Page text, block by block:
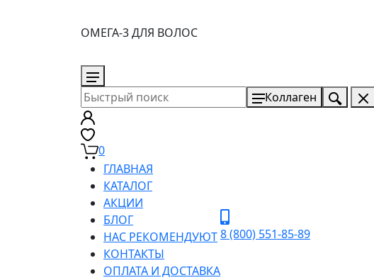
ОМЕГА-3 ДЛЯ ВОЛОС
Коллаген
0
ГЛАВНАЯ
КАТАЛОГ
АКЦИИ
БЛОГ
НАС РЕКОМЕНДУЮТ
КОНТАКТЫ
ОПЛАТА И ДОСТАВКА
8 (800) 551-85-89